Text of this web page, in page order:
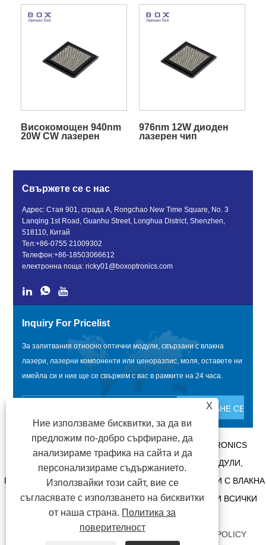
лазерен диод
Submount
Високомощен 940nm
20W CW лазерен
976nm 12W диоден
лазерен чип
Свържете се с нас
Адрес: Стая 901, сграда A, Rongchao New Time Square, No. 3
Lanqing 1st Road, Guanhu Street, Longhua District, Shenzhen,
518110, Китай
Тел:+86-0755 21009302
Телефон:+86-18503066612
електронна поща:ricky01@boxoptronics.com
Inquiry For Pricelist
За запитвания относно оптични модули, свързани с влакна
лазери, лазерни компоненти или ценоразпис, моля, оставете ни
имейла си и ние ще се свържем с вас в рамките на 24 часа.
АВТОРСКО ПРАВО @ 2020 SHENZHEN BOX OPTRONICS
TECHNOLOGY CO., LTD. - КИТАЙ ОПТИЧНИ МОДУЛИ,
ПРОИЗВОДИТЕЛИ НА ОПТИЧНИ МОДУЛИ, СВЪРЗАНИ С ВЛАКНА
ЛАЗЕРИ, ДОСТАВЧИЦИ НА ЛАЗЕРНИ КОМПОНЕНТИ ВСИЧКИ
ПРАВА ЗАПАЗЕНИ.
SITEMAP|RSS| PRIVACY POLICY
X
Ние използваме бисквитки, за да ви
предложим по-добро сърфиране, да
анализираме трафика на сайта и да
персонализираме съдържанието.
Използвайки този сайт, вие се
съгласявате с използването на бисквитки
от наша страна. Политика за
поверителност